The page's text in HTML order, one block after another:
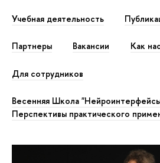
Учебная деятельность
Партнеры Вакансии Как
Для сотрудников
Весенняя Школа
Перспективы практического